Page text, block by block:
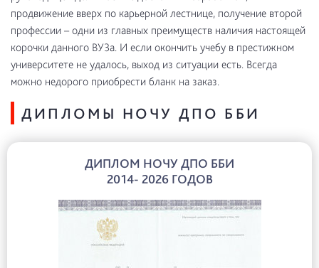
продвижение вверх по карьерной лестнице, получение второй
профессии – одни из главных преимуществ наличия настоящей
корочки данного ВУЗа. И если окончить учебу в престижном
университете не удалось, выход из ситуации есть. Всегда
можно недорого приобрести бланк на заказ.
ДИПЛОМЫ НОЧУ ДПО ББИ
ДИПЛОМ НОЧУ ДПО ББИ
2014- 2026 ГОДОВ